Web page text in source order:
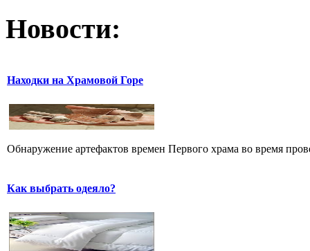
Новости:
Находки на Храмовой Горе
Обнаружение артефактов времен Первого храма во время
Как выбрать одеяло?